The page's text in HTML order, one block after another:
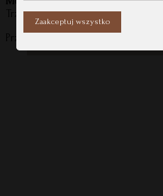
Trzymaj z daleka od otwartego
Przechowuj z dala od wody i
Zaakceptuj wszystko